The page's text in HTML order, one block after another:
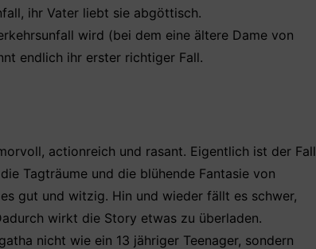
ihr Vater liebt sie abgöttisch.
wird (bei dem eine ältere Dame von
endlich ihr erster richtiger Fall.
actionreich und rasant. Eigentlich ist der Fall
Tagträume und die blühende Fantasie von
gut und witzig. Hin und wieder fällt es schwer,
wirkt die Story etwas zu überladen.
nicht wie ein 13 jähriger Teenager, sondern